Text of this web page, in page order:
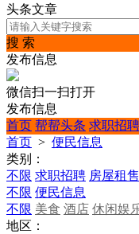
头条文章
搜 索
发布信息
微信扫一扫打开
发布信息
首页 帮帮头条 求职招聘
首页 > 便民信息
类别：
不限 求职招聘 房屋租售
不限 便民信息
不限 美食 酒店 休闲娱
地区：